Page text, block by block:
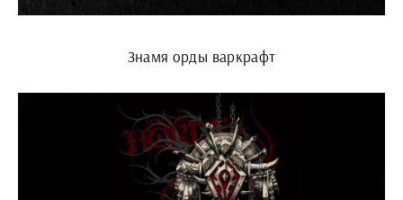
Знамя орды варкрафт